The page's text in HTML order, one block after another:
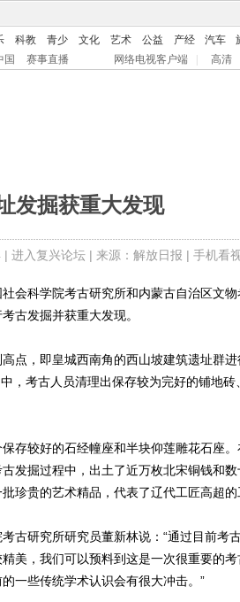
科教 青少 文化 艺术 公益 产经 汽车
国 赛事直播 网络电视客户端 高清
发掘获重大发现
| 进入复兴论坛| 来源：解放日报 | 手机看
科学院考古研究所和内蒙古自治区文物
古发掘并获重大发现。
，即皇城西南角的西山坡建筑遗址群进
，考古人员清理出保存较为完好的铺地砖
较好的石经幢座和半块仰莲雕花石座。
发掘过程中，出土了近万枚北宋铜钱和
珍贵的艺术精品，代表了辽代工匠高超的
研究所研究员董新林说：“通过目前考
美，我们可以预料到这是一次很重要的
一些传统学术认识会有很大冲击。”